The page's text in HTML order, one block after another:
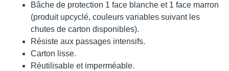
Bâche de protection 1 face blanche et 1 face marron
(produit upcyclé, couleurs variables suivant les
chutes de carton disponibles).
Résiste aux passages intensifs.
Carton lisse.
Réutilisable et imperméable.